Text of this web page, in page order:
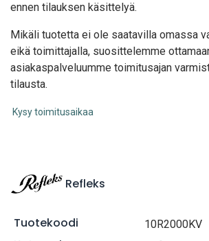
ennen tilauksen käsittelyä.
Mikäli tuotetta ei ole saatavilla omassa
eikä toimittajalla, suosittelemme
asiakaspalveluumme toimitusajan
tilausta.
Kysy toimitusaikaa
Refleks
Tuotekoodi 10R2000KV